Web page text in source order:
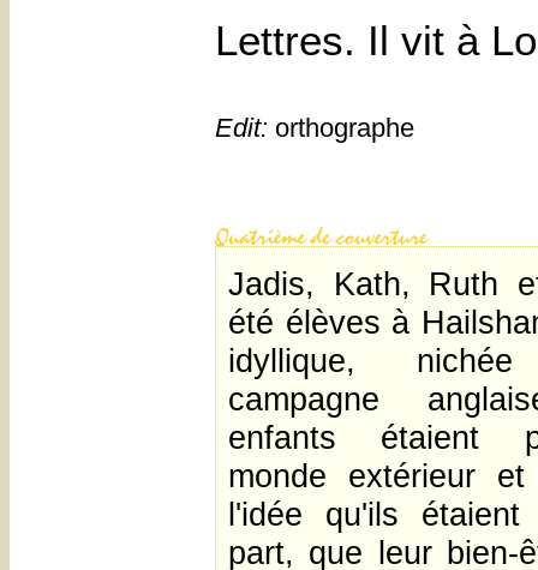
Lettres. Il vit à
Edit: orthographe
Jadis, Kath, Ruth
été élèves à
idyllique,
campagne
enfants étaient
monde extérieur
l'idée qu'ils
part, que leur bien-